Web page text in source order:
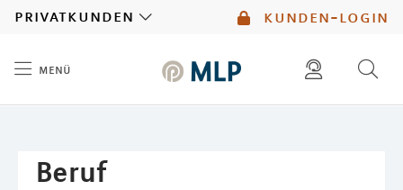
kunden-login
privatkunden
menü
Beruf